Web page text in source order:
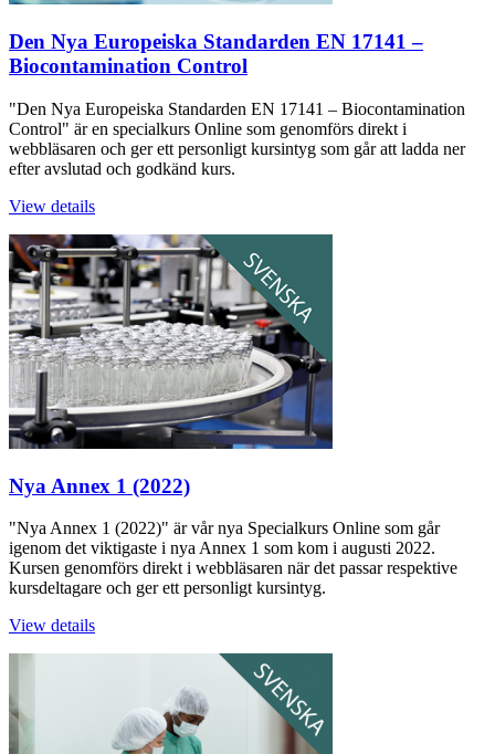
Den Nya Europeiska Standarden EN 17141 –
Biocontamination Control
"Den Nya Europeiska Standarden EN 17141 – Biocontamination
Control" är en specialkurs Online som genomförs direkt i
webbläsaren och ger ett personligt kursintyg som går att ladda ner
efter avslutad och godkänd kurs.
View details
Nya Annex 1 (2022)
"Nya Annex 1 (2022)" är vår nya Specialkurs Online som går
igenom det viktigaste i nya Annex 1 som kom i augusti 2022.
Kursen genomförs direkt i webbläsaren när det passar respektive
kursdeltagare och ger ett personligt kursintyg.
View details